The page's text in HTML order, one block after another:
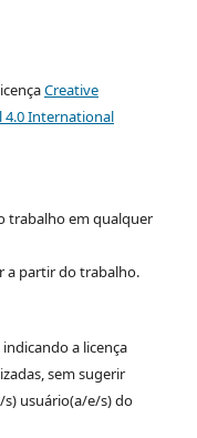
Creative
International
trabalho em qualquer
a partir do trabalho.
a licença
sem sugerir
usuário(a/e/s) do